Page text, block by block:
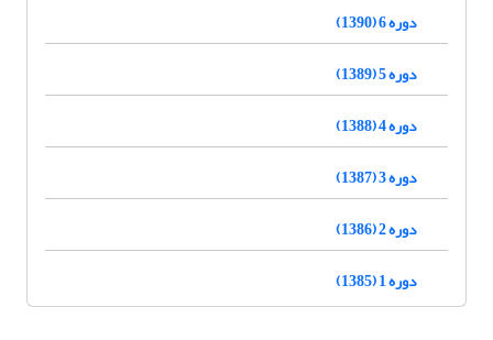
دوره 6 (1390)
دوره 5 (1389)
دوره 4 (1388)
دوره 3 (1387)
دوره 2 (1386)
دوره 1 (1385)